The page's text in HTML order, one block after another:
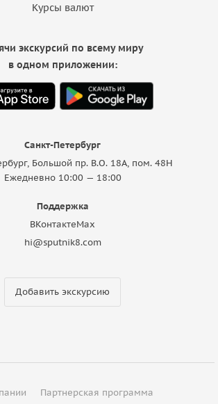
Курсы валют
Санкт-Петербург
Большой пр. В.О. 18A, пом. 48Н
Ежедневно 10:00 — 18:00
Поддержка
ВКонтактеMax
hi@sputnik8.com
Добавить экскурсию
экскурсий по всему миру
в одном приложении:
Партнерская программа